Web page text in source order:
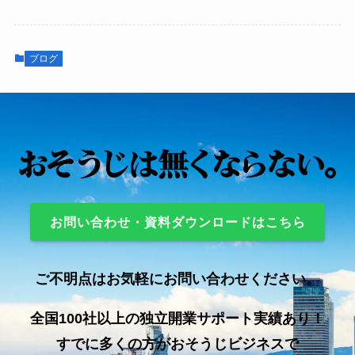
ブログ
お問い合わせ・資料ダウンロードはこちら
ご不明点はお気軽にお問い合わせください。
全国100社以上の独立開業サポート実績あり！
すでに多くの方がおそうじビジネスで